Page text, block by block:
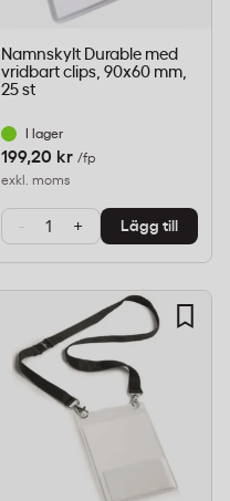
Namnskylt Durable med
vridbart clips, 90x60 mm,
25 st
I lager
199,20 kr /fp
exkl. moms
- + Lägg till